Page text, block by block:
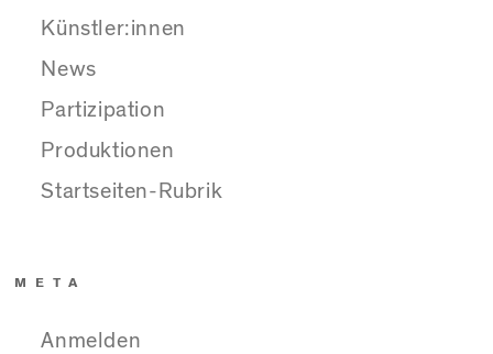
Künstler:innen
News
Partizipation
Produktionen
Startseiten-Rubrik
META
Anmelden